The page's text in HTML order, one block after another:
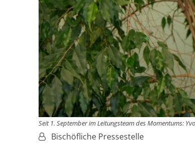
Seit 1. September im Leitungsteam des Momentums:
Von:Bischöfliche Pressestelle